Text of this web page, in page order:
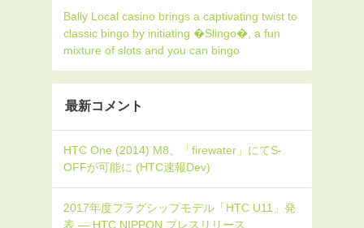
Bally Local casino brings a captivating twist to
classic bingo by initiating �Slingo�, a fun
mixture of slots and you can bingo
最新コメント